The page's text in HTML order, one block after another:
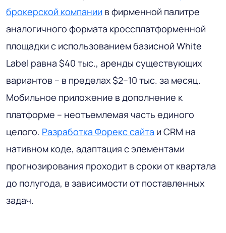
брокерской компании в фирменной палитре
аналогичного формата кроссплатформенной
площадки с использованием базисной White
Label равна $40 тыс., аренды существующих
вариантов – в пределах $2–10 тыс. за месяц.
Мобильное приложение в дополнение к
платформе – неотъемлемая часть единого
целого. Разработка Форекс сайта и CRM на
нативном коде, адаптация с элементами
прогнозирования проходит в сроки от квартала
до полугода, в зависимости от поставленных
задач.